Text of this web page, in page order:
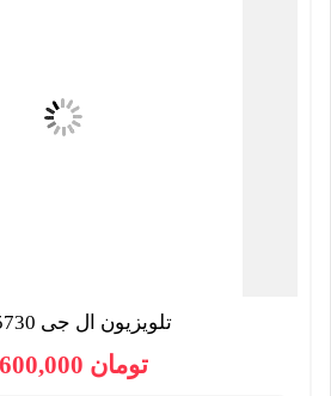
تلویزیون ال جی 43lk5730
تومان